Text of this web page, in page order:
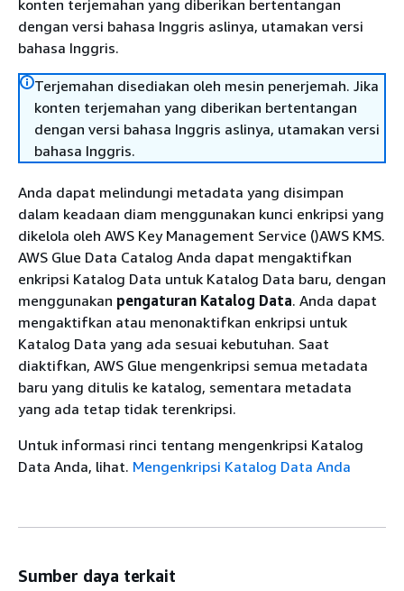
konten terjemahan yang diberikan bertentangan
dengan versi bahasa Inggris aslinya, utamakan versi
bahasa Inggris.
Terjemahan disediakan oleh mesin penerjemah. Jika
konten terjemahan yang diberikan bertentangan
dengan versi bahasa Inggris aslinya, utamakan versi
bahasa Inggris.
Anda dapat melindungi metadata yang disimpan
dalam keadaan diam menggunakan kunci enkripsi yang
dikelola oleh AWS Key Management Service ()AWS KMS.
AWS Glue Data Catalog Anda dapat mengaktifkan
enkripsi Katalog Data untuk Katalog Data baru, dengan
menggunakan pengaturan Katalog Data. Anda dapat
mengaktifkan atau menonaktifkan enkripsi untuk
Katalog Data yang ada sesuai kebutuhan. Saat
diaktifkan, AWS Glue mengenkripsi semua metadata
baru yang ditulis ke katalog, sementara metadata
yang ada tetap tidak terenkripsi.
Untuk informasi rinci tentang mengenkripsi Katalog
Data Anda, lihat. Mengenkripsi Katalog Data Anda
Sumber daya terkait